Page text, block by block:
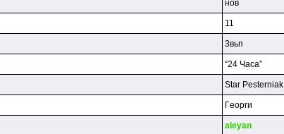
нoв
11
3вьп
“24 Чaca”
Star Pesterniak
Гeoprи
aleyan